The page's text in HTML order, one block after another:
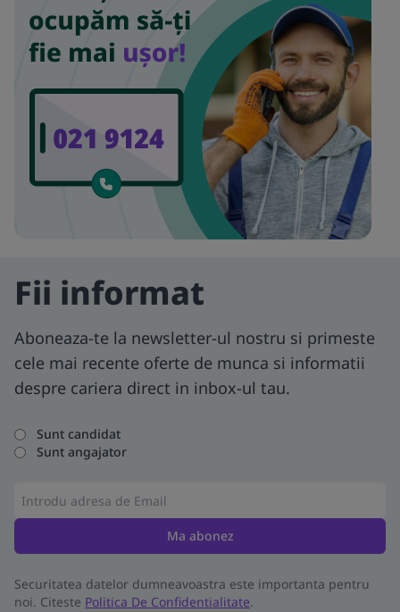
Fii informat
Aboneaza-te la newsletter-ul nostru si primeste
cele mai recente oferte de munca si informatii
despre cariera direct in inbox-ul tau.
Sunt candidat
Sunt angajator
Ma abonez
Securitatea datelor dumneavoastra este importanta pentru
noi. Citeste Politica De Confidentialitate.